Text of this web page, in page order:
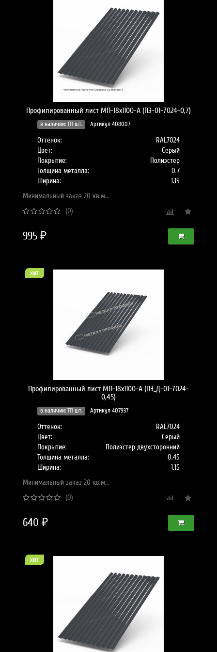
Профилированный лист МП-18x1100-A (ПЭ-01-7024-0,7)
в наличии: 111 шт. Артикул 408007
Оттенок:
RAL7024
Цвет:
Серый
Покрытие:
Полиэстер
Толщина металла:
0.7
Ширина:
1.15
Минимальный заказ 20 кв.м...
(0)
995 ₽
хит
Профилированный лист МП-18x1100-A (ПЭ_Д-01-7024-
0,45)
в наличии: 111 шт. Артикул 407937
Оттенок:
RAL7024
Цвет:
Серый
Покрытие:
Полиэстер двухсторонний
Толщина металла:
0.45
Ширина:
1.15
Минимальный заказ 20 кв.м...
(0)
640 ₽
хит